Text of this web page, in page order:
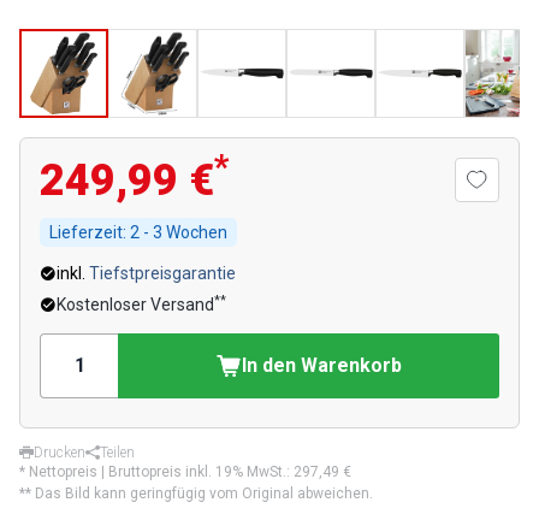
249,99 €*
Lieferzeit: 2 - 3 Wochen
inkl. Tiefstpreisgarantie
Kostenloser Versand**
In den Warenkorb
Drucken
Teilen
* Nettopreis | Bruttopreis inkl. 19% MwSt.: 297,49 €
** Das Bild kann geringfügig vom Original abweichen.